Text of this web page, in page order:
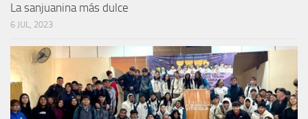
La sanjuanina más dulce
6 JUL, 2023